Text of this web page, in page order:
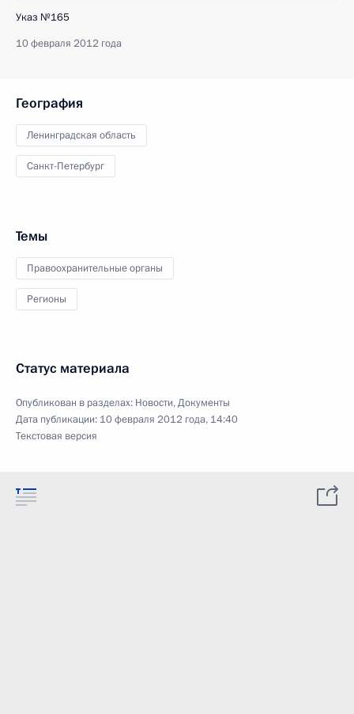
Указ №165
10 февраля 2012 года
География
Ленинградская область
Санкт-Петербург
Темы
Правоохранительные органы
Регионы
Статус материала
Опубликован в разделах: Новости,Документы
Дата публикации: 10 февраля 2012 года, 14:40
Текстовая версия